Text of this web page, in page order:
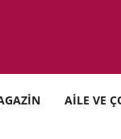
AİLE VE